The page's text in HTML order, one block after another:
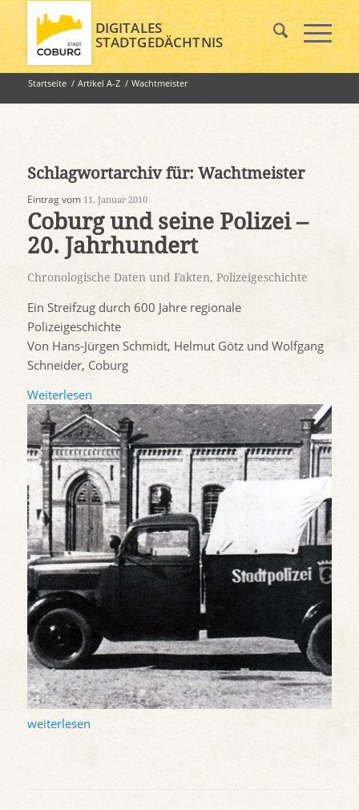
DIGITALES
STADTGEDÄCHTNIS
Startseite / Artikel A-Z / Wachtmeister
Schlagwortarchiv für: Wachtmeister
Eintrag vom 11. Januar 2010
Coburg und seine Polizei –
20. Jahrhundert
Chronologische Daten und Fakten, Polizeigeschichte
Ein Streifzug durch 600 Jahre regionale
Polizeigeschichte
Von Hans-Jürgen Schmidt, Helmut Götz und Wolfgang
Schneider, Coburg
Weiterlesen
weiterlesen